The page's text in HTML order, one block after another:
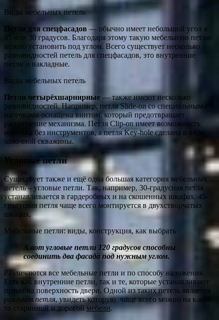
Виды мебельных петель
Петля для спецфасадов — обычно имеет небольшой угол в
45 или 30 градусов. Благодаря этому такую мебельную петлю
можно установить под углом. Всего существует несколько
разновидностей петель для спецфасадов, это внутренние
петли и накладные.
Виды мебельных петель
Петли четырёхшарнирные — также имеют несколько
разновидностей. Например, петля Slide-on со специальными
насечками оснащена винтом, который предотвращает
расцепление механизма. Петля Clip-on имеет возможность
монтажа без инструментов, а петля Key-hole сделана в виде
замочной скважины.
Угловые петли
Существует также и ещё одна большая категория мебельных
петель – угловые петли. Так, например, 30-градусная петля
устанавливается в гардеробных и на скошенных шкафах. 45-
градусная петля чаще всего монтируется в двухстворчатых
шкафах.
Мебельные петли: виды, конструкция, как выбрать
А вот угловые петли 120 градусов способны
соединить два фасада под нужным углом.
Различаются все мебельные петли и по способу наложения.
Есть как внутренние петли, так и те, которые устанавливают
прямо на поверхность двери. Одной из таких петель является
рояльная петля, увидеть которую чаще всего можно на какой-
то старинной и дорогой мебели.